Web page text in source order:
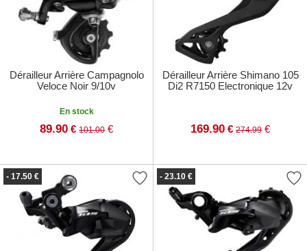
Dérailleur Arrière Campagnolo
Veloce Noir 9/10v
En stock
89.90 € 101.00 €
Dérailleur Arrière Shimano 105
Di2 R7150 Electronique 12v
169.90 € 274.99 €
- 17.50 € - 23.10 €